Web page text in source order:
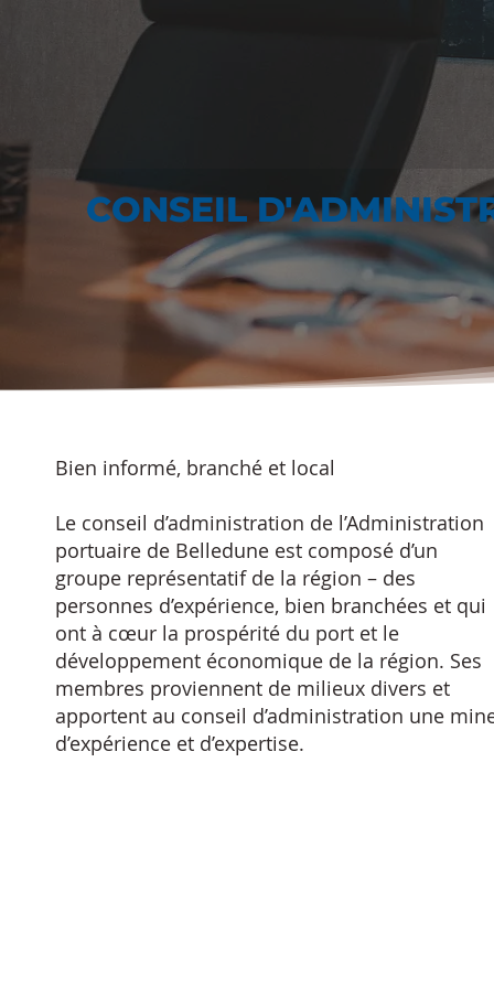
CONSEIL
Bien informé, branché et local
Le conseil d’administration de l’Administration
portuaire de Belledune est composé d’un
groupe représentatif de la région – des
personnes d’expérience, bien branchées et qui
ont à cœur la prospérité du port et le
développement économique de la région. Ses
membres proviennent de milieux divers et
apportent au conseil d’administration une
d’expérience et d’expertise.